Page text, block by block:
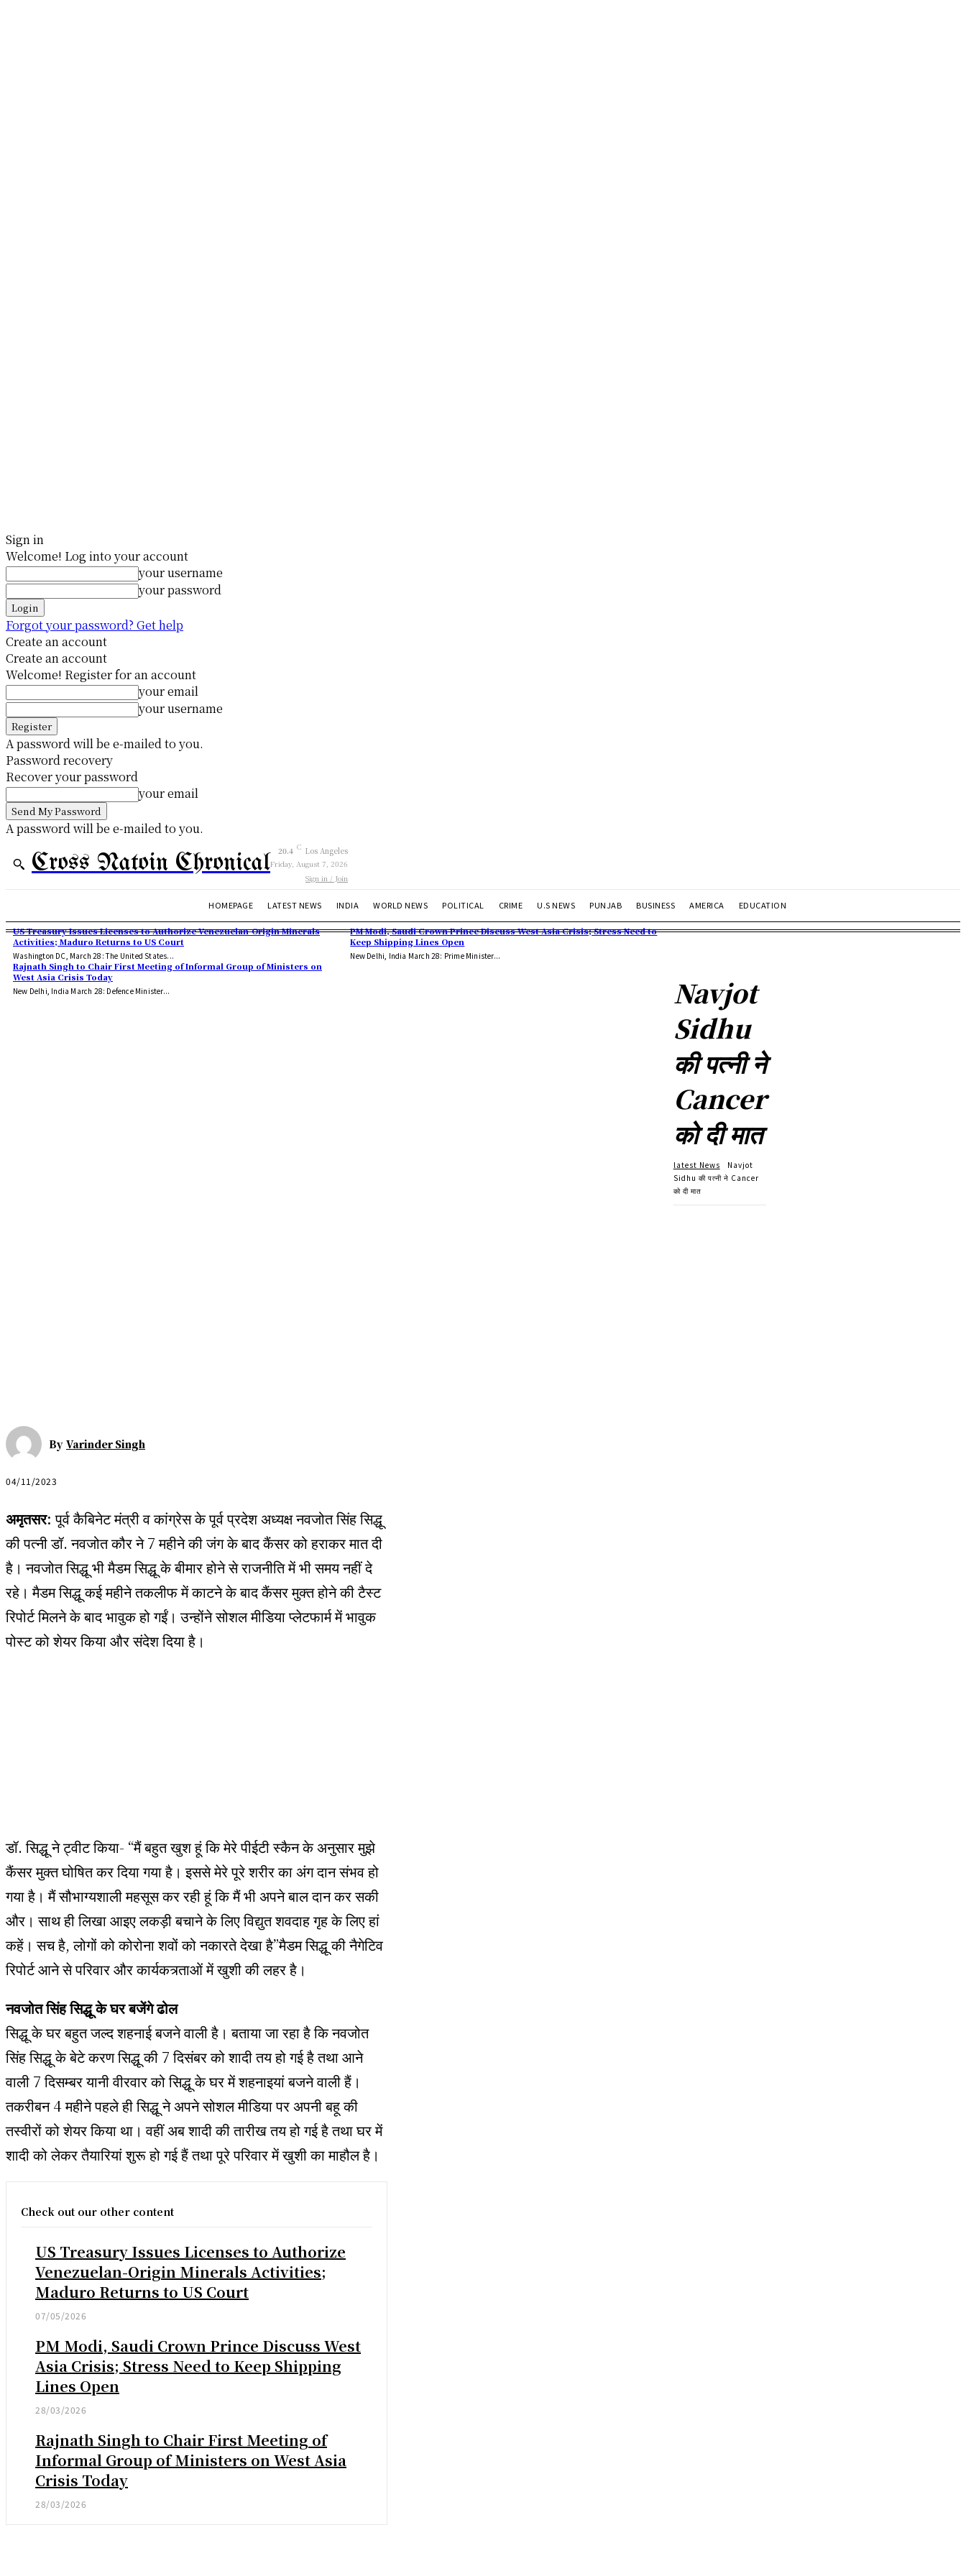
Sign in
Welcome! Log into your account
your username
your password
Forgot your password? Get help
Create an account
Create an account
Welcome! Register for an account
your email
your username
A password will be e-mailed to you.
Password recovery
Recover your password
your email
A password will be e-mailed to you.
Cross Natoin Chronical 20.4 C Los Angeles
Friday, August 7, 2026
Sign in / Join
HOMEPAGE LATEST NEWS INDIA WORLD NEWS POLITICAL CRIME U.S NEWS PUNJAB BUSINESS AMERICA EDUCATION
US Treasury Issues Licenses to Authorize Venezuelan-Origin Minerals
Activities; Maduro Returns to US Court
Washington DC, March 28: The United States...
PM Modi, Saudi Crown Prince Discuss West Asia Crisis; Stress Need to
Keep Shipping Lines Open
New Delhi, India March 28: Prime Minister...
Rajnath Singh to Chair First Meeting of Informal Group of Ministers on
West Asia Crisis Today
New Delhi, India March 28: Defence Minister...
Navjot
Sidhu
की पत्नी ने
Cancer
को दी मात
latest News
Navjot
Sidhu की पत्नी ने Cancer
को दी मात
By Varinder Singh
04/11/2023
अमृतसर:पूर्व कैबिनेट मंत्री व कांग्रेस के पूर्व प्रदेश अध्यक्ष नवजोत सिंह सिद्धू
की पत्नी डॉ. नवजोत कौर ने 7 महीने की जंग के बाद कैंसर को हराकर मात दी
है। नवजोत सिद्धू भी मैडम सिद्धू के बीमार होने से राजनीति में भी समय नहीं दे
रहे। मैडम सिद्धू कई महीने तकलीफ में काटने के बाद कैंसर मुक्त होने की टैस्ट
रिपोर्ट मिलने के बाद भावुक हो गईं। उन्होंने सोशल मीडिया प्लेटफार्म में भावुक
पोस्ट को शेयर किया और संदेश दिया है।
डॉ. सिद्धू ने ट्वीट किया- “मैं बहुत खुश हूं कि मेरे पीईटी स्कैन के अनुसार मुझे
कैंसर मुक्त घोषित कर दिया गया है। इससे मेरे पूरे शरीर का अंग दान संभव हो
गया है। मैं सौभाग्यशाली महसूस कर रही हूं कि मैं भी अपने बाल दान कर सकी
और। साथ ही लिखा आइए लकड़ी बचाने के लिए विद्युत शवदाह गृह के लिए हां
कहें। सच है, लोगों को कोरोना शवों को नकारते देखा है”मैडम सिद्धू की नैगेटिव
रिपोर्ट आने से परिवार और कार्यकत्र्ताओं में खुशी की लहर है।
नवजोत सिंह सिद्धू के घर बजेंगे ढोल
सिद्धू के घर बहुत जल्द शहनाई बजने वाली है। बताया जा रहा है कि नवजोत
सिंह सिद्धू के बेटे करण सिद्धू की 7 दिसंबर को शादी तय हो गई है तथा आने
वाली 7 दिसम्बर यानी वीरवार को सिद्धू के घर में शहनाइयां बजने वाली हैं।
तकरीबन 4 महीने पहले ही सिद्धू ने अपने सोशल मीडिया पर अपनी बहू की
तस्वीरों को शेयर किया था। वहीं अब शादी की तारीख तय हो गई है तथा घर में
शादी को लेकर तैयारियां शुरू हो गई हैं तथा पूरे परिवार में खुशी का माहौल है।
Check out our other content
US Treasury Issues Licenses to Authorize
Venezuelan-Origin Minerals Activities;
Maduro Returns to US Court
07/05/2026
PM Modi, Saudi Crown Prince Discuss West
Asia Crisis; Stress Need to Keep Shipping
Lines Open
28/03/2026
Rajnath Singh to Chair First Meeting of
Informal Group of Ministers on West Asia
Crisis Today
28/03/2026